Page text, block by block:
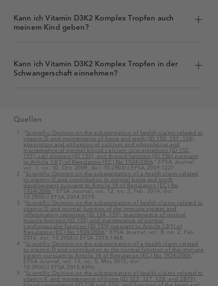
Muskelfunktion
Blutgerinnung
Von den LebenskraftpurVitamin D3K2 Forte
Tropfennehmen Erwachsene alle 2 Tage;
Kinder <11 Jahre alle 5 Tage jeweils 1 Tropfen
VonVitamin D3K2 Kinder Tropfen
nehmen
Kinder unter 4 Jahren täglich 1 Tropfen; Kinder
ab 4 Jahren täglich 2 Tropfen unter die Zunge
Kann ich Vitamin D3K2 Komplex Tropfen auch
meinem Kind geben?
Kann ich Vitamin D3K2 Komplex Tropfen in der
Schwangerschaft einnehmen?
Quellen
“Scientific Opinion on the substantiation of health claims related to
vitamin D and maintenance of bone and teeth (ID 150, 151, 158),
absorption and utilisation of calcium and phosphorus and
maintenance of normal blood calcium concentrations (ID 152,
157), cell division (ID 153), and thyroid function (ID 156) pursuant
to Article 13(1) of Regulation (EC) No 1924/2006,” EFSA Journal,
vol. 7, no. 10, Oct. 2009, doi: 10.2903/J.EFSA.2009.1227.
“Scientific Opinion on the substantiation of a health claim related
to vitamin D and contribution to normal bone and tooth
development pursuant to Article 14 of Regulation (EC) No
1924/2006,” EFSA Journal, vol. 12, no. 2, Feb. 2014, doi:
10.2903/J.EFSA.2014.3579.
“Scientific Opinion on the substantiation of health claims related to
vitamin D and normal function of the immune system and
inflammatory response (ID 154, 159), maintenance of normal
muscle function (ID 155) and maintenance of normal
cardiovascular function (ID 159) pursuant to Article 13(1) of
Regulation (EC) No 1924/2006,” EFSA Journal, vol. 8, no. 2, Feb.
2010, doi: 10.2903/J.EFSA.2010.1468.
“Scientific Opinion on the substantiation of a health claim related
to vitamin D and contribution to the normal function of the immune
system pursuant to Article 14 of Regulation (EC) No 1924/2006,”
EFSA Journal, vol. 13, no. 5, May 2015, doi:
10.2903/J.EFSA.2015.4096.
“Scientific Opinion on the substantiation of health claims related to
vitamin K and maintenance of bone (ID 123, 127, 128, and 2879),